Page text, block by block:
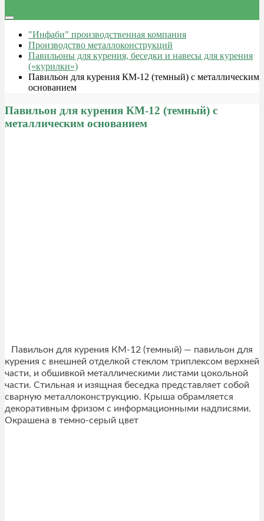
"Инфаби" производственная компания
Производство металлоконструкций
Павильоны для курения, беседки и навесы для курения
(«курилки»)
Павильон для курения КМ-12 (темный) с металлическим
основанием
Павильон для курения КМ-12 (темный) с
металлическим основанием
Павильон для курения КМ-12 (темный) — павильон для
курения с внешней отделкой стеклом триплексом верхней
части, и обшивкой металлическими листами цокольной
части. Стильная и изящная беседка представляет собой
сварную металлоконструкцию. Крыша обрамляется
декоративным фризом с информационными надписями.
Окрашена в темно-серый цвет